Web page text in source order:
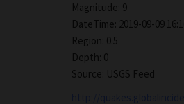
Magnitude: 9
DateTime: 2019-09-09
Region: 0.5
Depth: 0
Source: USGS Feed